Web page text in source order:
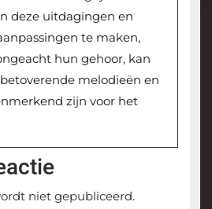
deze uitdagingen en
te maken,
hun gehoor, kan
melodieën en
zijn voor het
niet gepubliceerd.